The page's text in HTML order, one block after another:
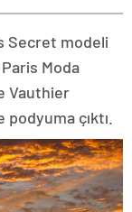
Secret modeli
Moda
Vauthier
çıktı.